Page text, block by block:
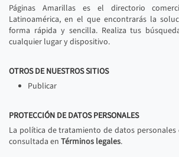
Páginas Amarillas es el directorio
Latinoamérica, en el que encontrarás la
forma rápida y sencilla. Realiza tus
cualquier lugar y dispositivo.
OTROS DE NUESTROS SITIOS
Publicar
PROTECCIÓN DE DATOS PERSONALES
La política de tratamiento de datos personales
consultada en Términos legales.